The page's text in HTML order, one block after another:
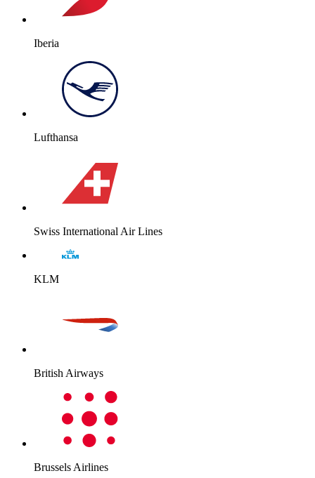
Iberia
Lufthansa
Swiss International Air Lines
KLM
British Airways
Brussels Airlines